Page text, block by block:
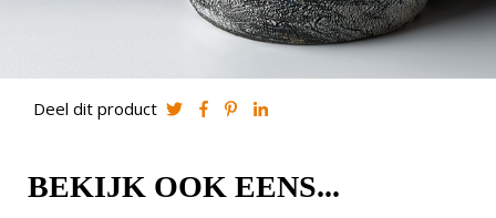
Deel dit product
BEKIJK OOK EENS...